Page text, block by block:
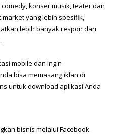
konser musik, teater dan
yang lebih spesifik,
lebih banyak respon dari
mobile dan ingin
bisa memasang iklan di
untuk download aplikasi Anda
bisnis melalui Facebook